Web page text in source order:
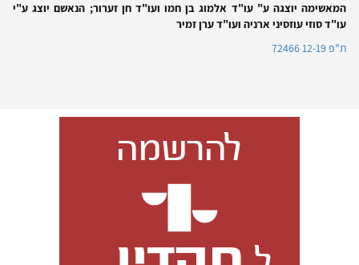
המאשימה יוצגה ע" עו"ד אלמוג בן חמו ועו"ד חן זערור; הנאשם יוצג ע"י
עו"ד סוזי עוזסיני ארניה ועו"ד ערן זמיר
ת"פ 12-19 72466